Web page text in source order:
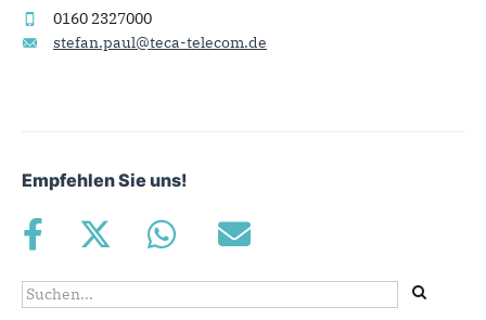
0160 2327000
stefan.paul@teca-telecom.de
Empfehlen Sie uns!
Suchformular
Suche